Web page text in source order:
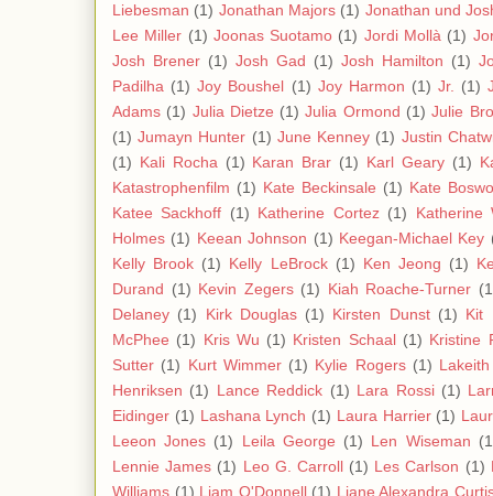
Liebesman (1) Jonathan Majors (1) Jonathan und
Lee Miller (1) Joonas Suotamo (1) Jordi Mollà (1)
Josh Brener (1) Josh Gad (1) Josh Hamilton (1)
Padilha (1) Joy Boushel (1) Joy Harmon (1) Jr. (1)
Adams (1) Julia Dietze (1) Julia Ormond (1) Julie
(1) Jumayn Hunter (1) June Kenney (1) Justin
(1)
Kali Rocha (1) Karan Brar (1) Karl Geary (1)
Katastrophenfilm (1) Kate Beckinsale (1) Kate
Katee Sackhoff (1) Katherine Cortez (1)
Katherine
Holmes (1) Keean Johnson (1) Keegan-Michael Key
Kelly Brook (1) Kelly LeBrock (1) Ken Jeong (1)
Durand
(1) Kevin Zegers (1) Kiah Roache-Turner
Delaney (1) Kirk Douglas (1) Kirsten Dunst (1)
Kit
McPhee (1) Kris Wu (1) Kristen Schaal (1) Kristine
Sutter (1) Kurt Wimmer (1) Kylie Rogers (1)
Henriksen (1) Lance Reddick (1) Lara Rossi (1)
Eidinger (1) Lashana Lynch (1) Laura Harrier (1)
Leeon Jones (1) Leila George (1) Len Wiseman
Lennie James (1) Leo G. Carroll (1) Les Carlson (1)
Williams (1) Liam O'Donnell (1) Liane Alexandra